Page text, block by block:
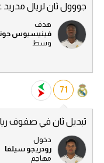
جووول ثان لريال
هدف
فينيسيوس
وسط
71
تبديل ثان في صفوف
دخول
رودريجو سيلفا
مهاجم